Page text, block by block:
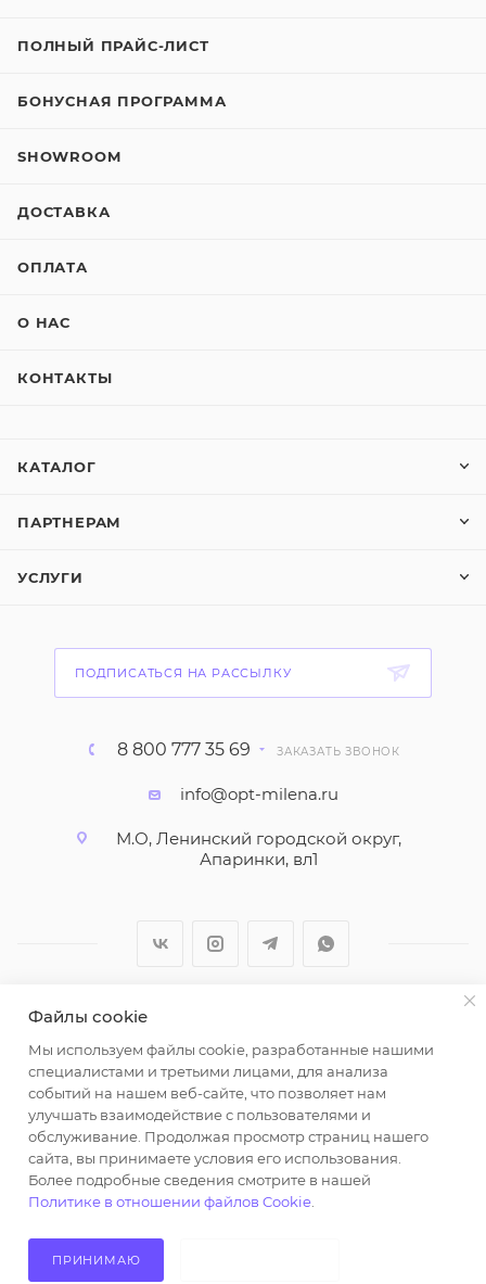
ПОЛНЫЙ ПРАЙС-ЛИСТ
БОНУСНАЯ ПРОГРАММА
SHOWROOM
ДОСТАВКА
ОПЛАТА
О НАС
КОНТАКТЫ
КАТАЛОГ
ПАРТНЕРАМ
УСЛУГИ
ПОДПИСАТЬСЯ НА РАССЫЛКУ
8 800 777 35 69 ЗАКАЗАТЬ ЗВОНОК
info@opt-milena.ru
М.О, Ленинский городской округ,
Апаринки, вл1
2026 © ООО "Вайт Текстиль групп"
Любая информация на сайте носит справочный
характер и не является публичной офертой
определяемой положениями пункта 2 статьи 437
Гражданского кодекса Российской Федерации.
Использование любых материалов, опубликованных
на https://opt-milena.ru, допустимо только при
наличии письменного разрешения редакции и
активной ссылки на https://opt-milena.ru
Файлы cookie
Мы используем файлы cookie, разработанные нашими
специалистами и третьими лицами, для анализа
событий на нашем веб-сайте, что позволяет нам
улучшать взаимодействие с пользователями и
обслуживание. Продолжая просмотр страниц нашего
сайта, вы принимаете условия его использования.
Более подробные сведения смотрите в нашей
Политике в отношении файлов Cookie
ПРИНИМАЮ